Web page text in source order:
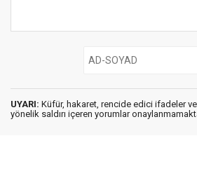
UYARI: Küfür, hakaret, rencide edici ifadeler
yönelik saldırı içeren yorumlar